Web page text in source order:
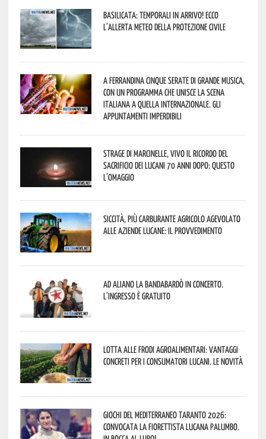
Basilicata: temporali in arrivo! Ecco
l’allerta meteo della Protezione civile
A Ferrandina cinque serate di grande musica,
con un programma che unisce la scena
italiana a quella internazionale. Gli
appuntamenti imperdibili
Strage di Marcinelle, vivo il ricordo del
sacrificio dei lucani 70 anni dopo: questo
l’omaggio
Siccità, più carburante agricolo agevolato
alle aziende lucane: il provvedimento
Ad Aliano la Bandabardò in concerto.
L’ingresso è gratuito
Lotta alle frodi agroalimentari: vantaggi
concreti per i consumatori lucani. Le novità
Giochi del Mediterraneo Taranto 2026:
convocata la fiorettista lucana Palumbo.